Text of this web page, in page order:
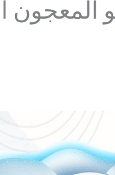
المعجون